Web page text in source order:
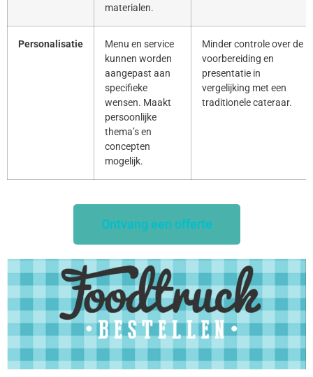
materialen.
Personalisatie
Menu en service
kunnen worden
aangepast aan
specifieke
wensen. Maakt
persoonlijke
thema’s en
concepten
mogelijk.
Minder controle over de
voorbereiding en
presentatie in
vergelijking met een
traditionele cateraar.
Ontvang een offerte